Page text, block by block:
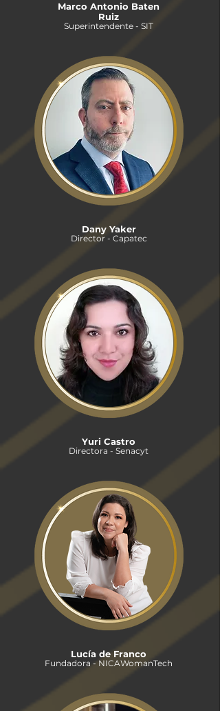
Marco Antonio Baten
Ruiz
Superintendente - SIT
Dany Yaker
Director - Capatec
Yuri Castro
Directora - Senacyt
Lucía de Franco
Fundadora - NICAWomanTech